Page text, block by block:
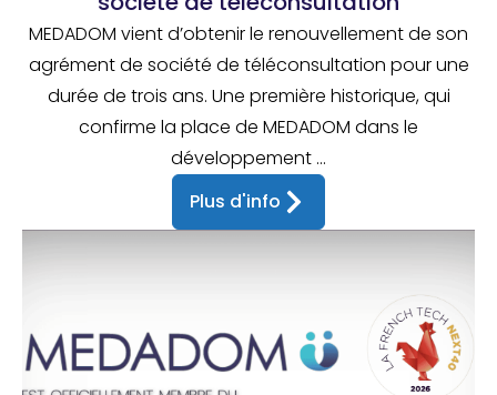
MEDADOM vient d’obtenir le renouvellement de son
agrément de société de téléconsultation pour une
durée de trois ans. Une première historique, qui
confirme la place de MEDADOM dans le
développement ...
Plus d'info